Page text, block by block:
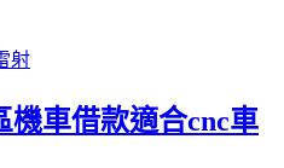
射
機車借款適合cnc車